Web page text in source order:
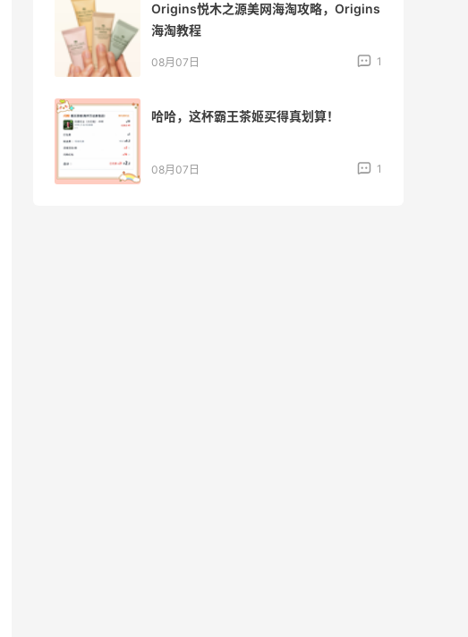
Origins悦木之源美网海淘攻略，Origins
海淘教程
08月07日 1
哈哈，这杯霸王茶姬买得真划算！
08月07日 1